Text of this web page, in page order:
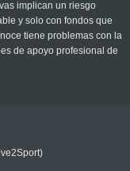
implican un riesgo
y solo con fondos que
tiene problemas con la
de apoyo profesional de